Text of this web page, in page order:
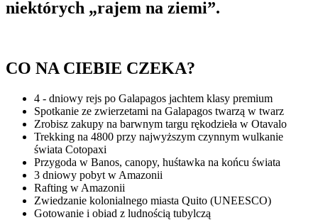
niektórych „rajem na ziemi”.
CO NA CIEBIE CZEKA?
4 - dniowy rejs po Galapagos jachtem klasy premium
Spotkanie ze zwierzetami na Galapagos twarzą w twarz
Zrobisz zakupy na barwnym targu rękodzieła w Otavalo
Trekking na 4800 przy najwyższym czynnym wulkanie
świata Cotopaxi
Przygoda w Banos, canopy, huśtawka na końcu świata
3 dniowy pobyt w Amazonii
Rafting w Amazonii
Zwiedzanie kolonialnego miasta Quito (UNEESCO)
Gotowanie i obiad z ludnością tubylczą